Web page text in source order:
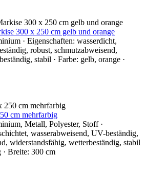
300 x 250 cm gelb und orange
· Eigenschaften: wasserdicht,
robust, schmutzabweisend,
stabil · Farbe: gelb, orange ·
cm mehrfarbig
Metall, Polyester, Stoff ·
wasserabweisend, UV-beständig,
widerstandsfähig, wetterbeständig, stabil
· Breite: 300 cm